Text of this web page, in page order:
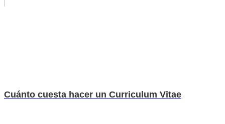
Cuánto cuesta hacer un Curriculum Vitae